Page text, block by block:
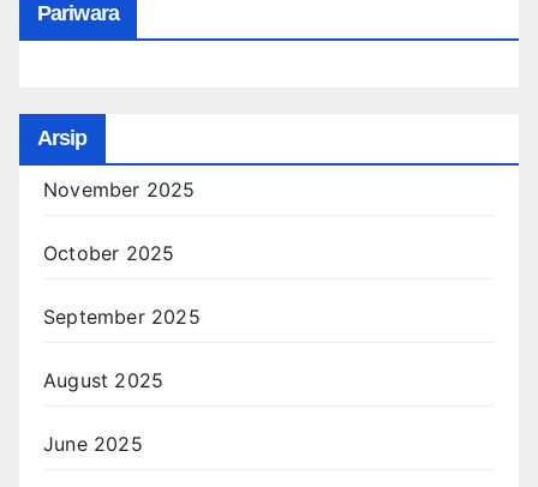
Pariwara
Arsip
November 2025
October 2025
September 2025
August 2025
June 2025